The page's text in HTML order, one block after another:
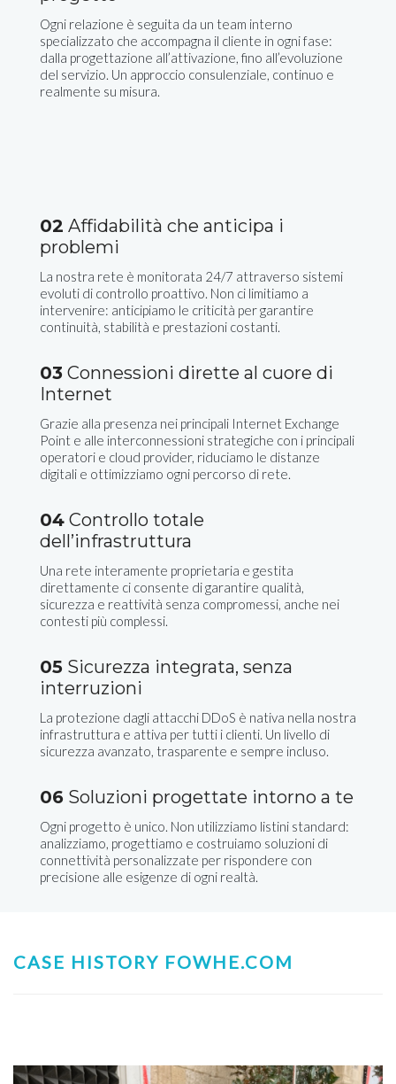
Ogni relazione è seguita da un team interno
specializzato che accompagna il cliente in ogni fase:
dalla progettazione all’attivazione, fino all’evoluzione
del servizio. Un approccio consulenziale, continuo e
realmente su misura.
02 Affidabilità che anticipa i
problemi
La nostra rete è monitorata 24/7 attraverso sistemi
evoluti di controllo proattivo. Non ci limitiamo a
intervenire: anticipiamo le criticità per garantire
continuità, stabilità e prestazioni costanti.
03 Connessioni dirette al cuore di
Internet
Grazie alla presenza nei principali Internet Exchange
Point e alle interconnessioni strategiche con i principali
operatori e cloud provider, riduciamo le distanze
digitali e ottimizziamo ogni percorso di rete.
04 Controllo totale
dell’infrastruttura
Una rete interamente proprietaria e gestita
direttamente ci consente di garantire qualità,
sicurezza e reattività senza compromessi, anche nei
contesti più complessi.
05 Sicurezza integrata, senza
interruzioni
La protezione dagli attacchi DDoS è nativa nella nostra
infrastruttura e attiva per tutti i clienti. Un livello di
sicurezza avanzato, trasparente e sempre incluso.
06 Soluzioni progettate intorno a te
Ogni progetto è unico. Non utilizziamo listini standard:
analizziamo, progettiamo e costruiamo soluzioni di
connettività personalizzate per rispondere con
precisione alle esigenze di ogni realtà.
CASE HISTORY FOWHE.COM